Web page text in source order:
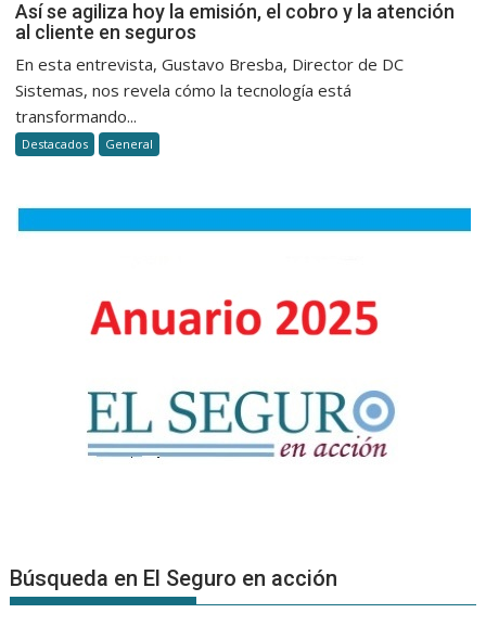
su
Así
Así se agiliza hoy la emisión, el cobro y la atención
al cliente en seguros
En esta entrevista, Gustavo Bresba, Director de DC
Sistemas, nos revela cómo la tecnología está
transformando...
Destacados General
Búsqueda en El Seguro en acción